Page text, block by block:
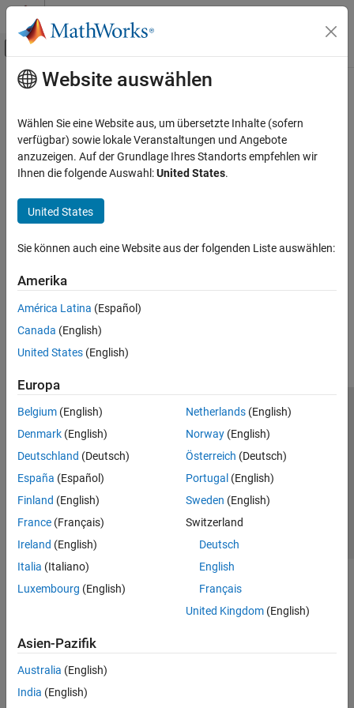
Weiter zum Inhalt
Umschaltung für Off-Canvas-
Startseite der Dokumentation
Hauptinhalt
How useful was this information?
Website auswählen
Wählen Sie eine Website aus, um übersetzte Inhalte (sofern
verfügbar) sowie lokale Veranstaltungen und Angebote
anzuzeigen. Auf der Grundlage Ihres Standorts empfehlen wir
Ihnen die folgende Auswahl:United States.
United States
Sie können auch eine Website aus der folgenden Liste auswählen:
Amerika
América Latina (Español)
Canada (English)
United States (English)
Europa
Belgium (English)
Denmark (English)
Deutschland (Deutsch)
España (Español)
Finland (English)
France (Français)
Ireland (English)
Italia (Italiano)
Luxembourg (English)
Netherlands(English)
Norway(English)
Österreich (Deutsch)
Portugal (English)
Sweden (English)
Switzerland
Deutsch
English
Français
United Kingdom(English)
Asien-Pazifik
Australia (English)
India (English)
Trust Center
Datenschutz-Richtlinien
Datendiebstahl verhindern
Status von Anwendungen
© 1994-2026 The MathWorks, Inc.
Website auswählen
Deutschland